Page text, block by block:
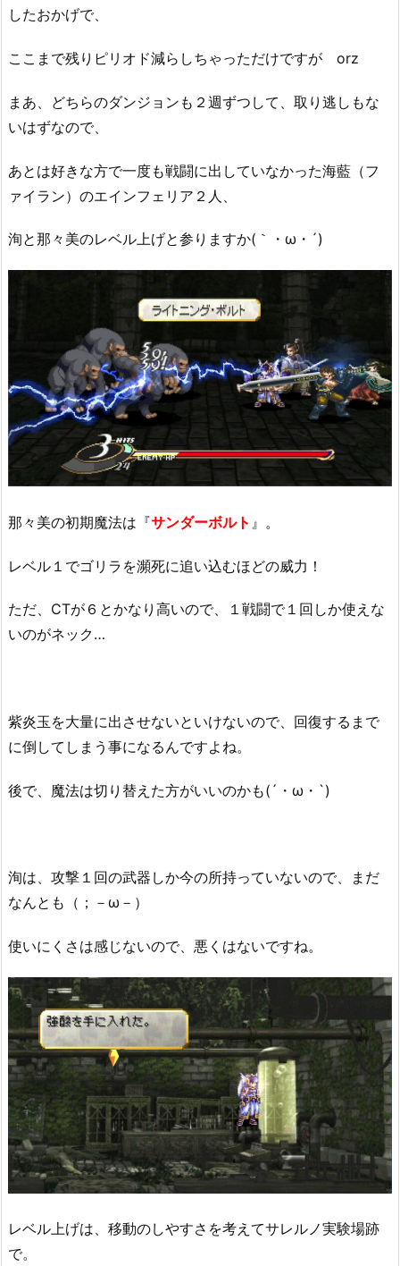
したおかげで、
ここまで残りピリオド減らしちゃっただけですが orz
まあ、どちらのダンジョンも２週ずつして、取り逃しもな
いはずなので、
あとは好きな方で一度も戦闘に出していなかった海藍（フ
ァイラン）のエインフェリア２人、
洵と那々美のレベル上げと参りますか(｀・ω・´)
那々美の初期魔法は『サンダーボルト 』。
レベル１でゴリラを瀕死に追い込むほどの威力！
ただ、CTが６とかなり高いので、１戦闘で１回しか使えな
いのがネック…
紫炎玉を大量に出させないといけないので、回復するまで
に倒してしまう事になるんですよね。
後で、魔法は切り替えた方がいいのかも(´・ω・`)
洵は、攻撃１回の武器しか今の所持っていないので、まだ
なんとも（；－ω－）
使いにくさは感じないので、悪くはないですね。
レベル上げは、移動のしやすさを考えてサレルノ実験場跡
で。